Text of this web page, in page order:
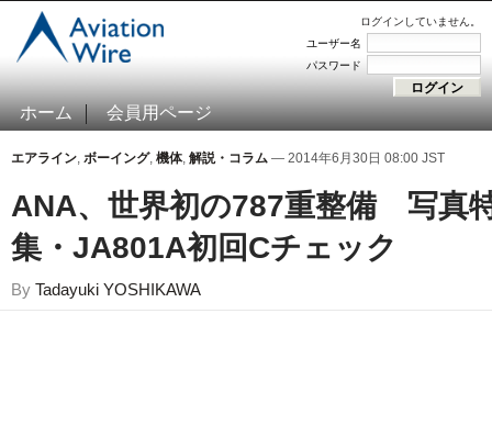
ログインしていません。
ユーザー名
パスワード
ホーム 会員用ページ
エアライン, ボーイング, 機体, 解説・コラム — 2014年6月30日 08:00 JST
ANA、世界初の787重整備 写真
集・JA801A初回Cチェック
By Tadayuki YOSHIKAWA